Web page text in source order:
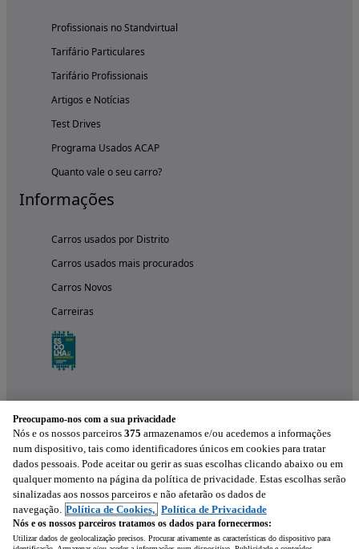
Profissionais no Standvirtual
Tarifário Particulares
Tarifário Profissionais
Artigos e Notícias
Test Drives
Programa Usados ACAP
Quanto vale o seu carro?
Informações
Carros usados por Distrito
Carros usados mais procurados
Carros Novos
Carreiras
Experimenta a aplicação
Preocupamo-nos com a sua privacidade
Nós e os nossos parceiros 375 armazenamos e/ou acedemos a informações
num dispositivo, tais como identificadores únicos em cookies para tratar
dados pessoais. Pode aceitar ou gerir as suas escolhas clicando abaixo ou em
qualquer momento na página da política de privacidade. Estas escolhas serão
sinalizadas aos nossos parceiros e não afetarão os dados de
navegação. Política de Cookies, Política de Privacidade
Nós e os nossos parceiros tratamos os dados para fornecermos:
Utilizar dados de geolocalização precisos. Procurar ativamente as características do dispositivo para